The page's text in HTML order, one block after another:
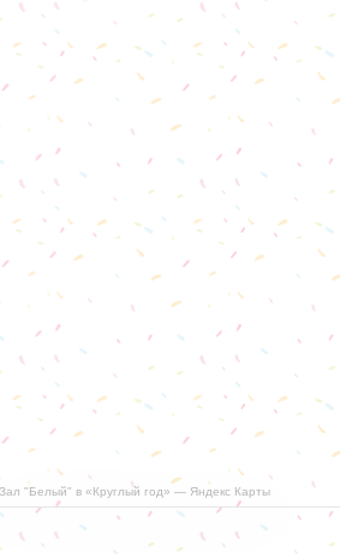
Зал "Белый" в «Круглый год» — Яндекс Карты